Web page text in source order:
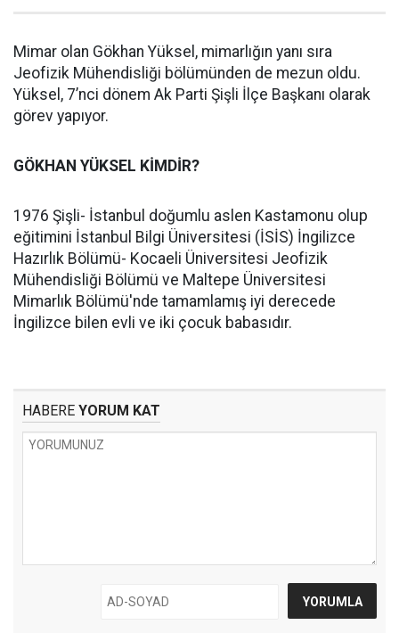
Mimar olan Gökhan Yüksel, mimarlığın yanı sıra
Jeofizik Mühendisliği bölümünden de mezun oldu.
Yüksel, 7’nci dönem Ak Parti Şişli İlçe Başkanı olarak
görev yapıyor.
GÖKHAN YÜKSEL KİMDİR?
1976 Şişli- İstanbul doğumlu aslen Kastamonu olup
eğitimini İstanbul Bilgi Üniversitesi (İSİS) İngilizce
Hazırlık Bölümü- Kocaeli Üniversitesi Jeofizik
Mühendisliği Bölümü ve Maltepe Üniversitesi
Mimarlık Bölümü'nde tamamlamış iyi derecede
İngilizce bilen evli ve iki çocuk babasıdır.
HABERE YORUM KAT